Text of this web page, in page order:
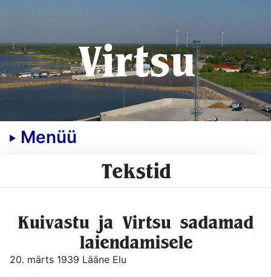
Virtsu
Menüü
Tekstid
Kuivastu ja Virtsu sadamad
laiendamisele
20. märts 1939 Lääne Elu